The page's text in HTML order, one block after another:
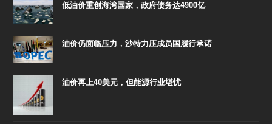
低油价重创海湾国家，政府债务达4900亿
油价仍面临压力，沙特力压成员国履行承诺
油价再上40美元，但能源行业堪忧